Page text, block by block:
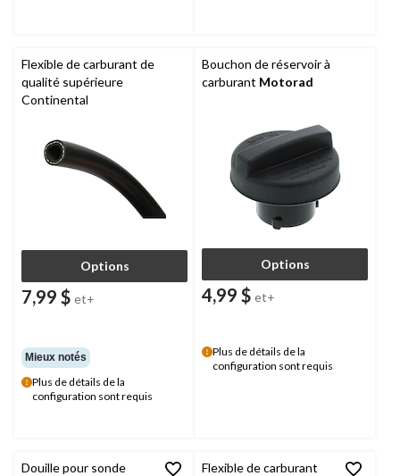
Flexible de carburant de
qualité supérieure
Continental
Options
7,99 $ et+
Mieux notés
Plus de détails de la
configuration sont requis
Bouchon de réservoir à
carburant Motorad
Options
4,99 $ et+
Plus de détails de la
configuration sont requis
Douille pour sonde
Flexible de carburant